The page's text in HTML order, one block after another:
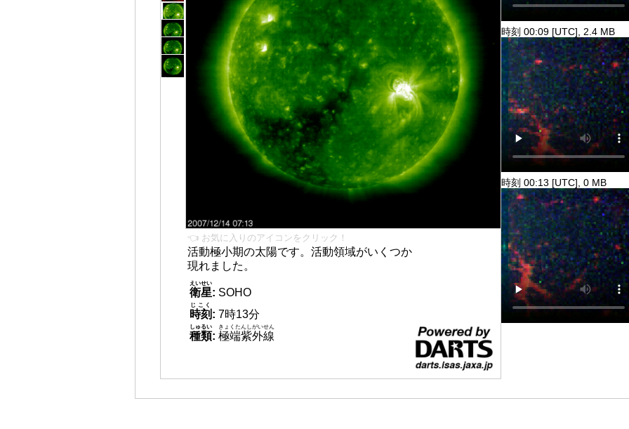
👈 お気に入りのアイコンをクリック！
活動極小期の太陽です。活動領域がいくつか
現れました。
衛星
えいせい
: SOHO
時刻
じこく
: 7時13分
種類
しゅるい
: 極端紫外線
きょくたんしがいせん
時刻 00:09 [UTC], 2.4 MB
時刻 00:13 [UTC], 0 MB